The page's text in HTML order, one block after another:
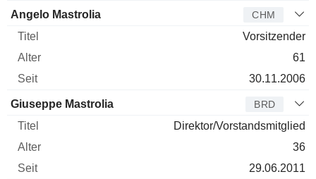
Angelo Mastrolia CHM
Vorsitzender
61
30.11.2006
Giuseppe Mastrolia BRD
Direktor/Vorstandsmitglied
36
29.06.2011